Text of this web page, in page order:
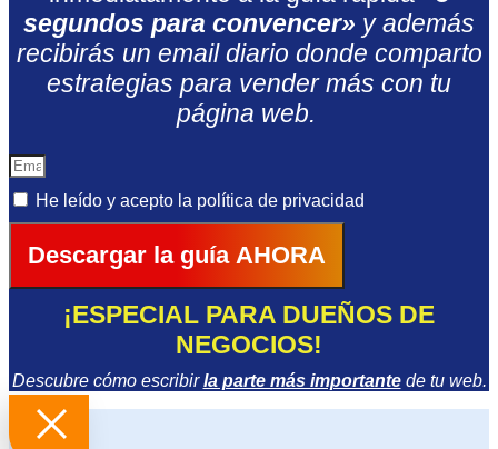
segundos para convencer» y además
recibirás un email diario donde comparto
estrategias para vender más con tu
página web.
He leído y acepto la política de privacidad
Descargar la guía AHORA
¡ESPECIAL PARA DUEÑOS DE
NEGOCIOS!
Descubre cómo escribirla parte más importantede tu web.